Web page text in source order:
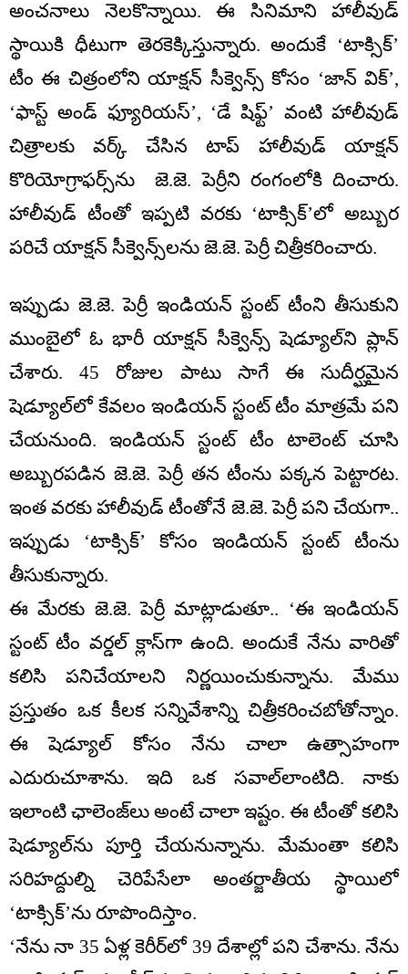
అంచనాలు నెలకొన్నాయి. ఈ సినిమాని హాలీవుడ్‌
స్థాయికి ధీటుగా తెరకెక్కిస్తున్నారు. అందుకే ‘టాక్సిక్’
టీం ఈ చిత్రంలోని యాక్షన్ సీక్వెన్స్ కోసం ‘జాన్ విక్’,
‘ఫాస్ట్ అండ్ ఫ్యూరియస్’, ‘డే షిఫ్ట్’ వంటి హాలీవుడ్
చిత్రాలకు వర్క్ చేసిన టాప్ హాలీవుడ్ యాక్షన్
కొరియోగ్రాఫర్స్‌ను జె.జె. పెర్రీని రంగంలోకి దించారు.
హాలీవుడ్ టీంతో ఇప్పటి వరకు ‘టాక్సిక్’లో అబ్బుర
పరిచే యాక్షన్ సీక్వెన్స్‌లను జె.జె. పెర్రీ చిత్రీకరించారు.
ఇప్పుడు జె.జె. పెర్రీ ఇండియన్ స్టంట్ టీంని తీసుకుని
ముంబైలో ఓ భారీ యాక్షన్ సీక్వెన్స్ షెడ్యూల్‌ని ప్లాన్
చేశారు. 45 రోజుల పాటు సాగే ఈ సుదీర్ఘమైన
షెడ్యూల్‌లో కేవలం ఇండియన్ స్టంట్ టీం మాత్రమే పని
చేయనుంది. ఇండియన్ స్టంట్ టీం టాలెంట్ చూసి
అబ్బురపడిన జె.జె. పెర్రీ తన టీంను పక్కన పెట్టారట.
ఇంత వరకు హాలీవుడ్ టీంతోనే జె.జె. పెర్రీ పని చేయగా..
ఇప్పుడు ‘టాక్సిక్’ కోసం ఇండియన్ స్టంట్ టీంను
తీసుకున్నారు.
ఈ మేరకు జె.జె. పెర్రీ మాట్లాడుతూ.. ‘ఈ ఇండియన్
స్టంట్ టీం వర్డల్ క్లాస్‌గా ఉంది. అందుకే నేను వారితో
కలిసి పనిచేయాలని నిర్ణయించుకున్నాను. మేము
ప్రస్తుతం ఒక కీలక సన్నివేశాన్ని చిత్రీకరించబోతోన్నాం.
ఈ షెడ్యూల్ కోసం నేను చాలా ఉత్సాహంగా
ఎదురుచూశాను. ఇది ఒక సవాల్‌లాంటిది. నాకు
ఇలాంటి ఛాలెంజ్‌లు అంటే చాలా ఇష్టం. ఈ టీంతో కలిసి
షెడ్యూల్‌ను పూర్తి చేయనున్నాను. మేమంతా కలిసి
సరిహద్దుల్ని చెరిపేసేలా అంతర్జాతీయ స్థాయిలో
‘టాక్సిక్’ను రూపొందిస్తాం.
‘నేను నా 35 ఏళ్ల కెరీర్‌లో 39 దేశాల్లో పని చేశాను. నేను